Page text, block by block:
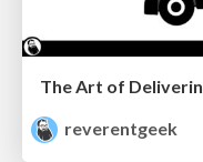
reverentgeek